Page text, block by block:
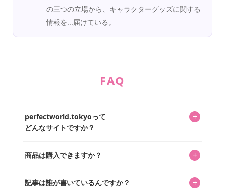
の三つの立場から、キャラクターグッズに関する
情報を...届けている。
FAQ
perfectworld.tokyoって
どんなサイトですか？
+
ってもらうニュースサイトです。運営はキャラグッズコレ
を中心に行われており、私たちは実際に40,000種のキャラグ
商品は購入できますか？ +
「perfectworld.shop」で、ほとんど全てのアイテムを購
記事は誰が書いているんですか？ +